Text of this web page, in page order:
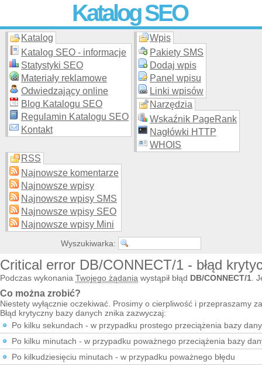
Katalog SEO
Skuteczna i promocja stron WWW –
moderowanego katalogu za darmo!
Katalog
Katalog SEO - informacje
Statystyki SEO
Materiały reklamowe
Odwiedzający online
Blog Katalogu SEO
Regulamin Katalogu SEO
Kontakt
Wpis
Pakiety SMS
Dodaj wpis
Panel wpisu
Linki wpisów
Narzędzia
Wskaźnik PageRank
Nagłówki HTTP
WHOIS
RSS
Najnowsze komentarze
Najnowsze wpisy
Najnowsze wpisy SMS
Najnowsze wpisy SEO
Najnowsze wpisy Mini
Wyszukiwarka:
Critical error DB/CONNECT/1 - błąd
Podczas wykonania Twojego żądania wystąpił błąd DB/CONNECT/1 .
Co można zrobić?
Niestety wyłącznie oczekiwać. Prosimy o cierpliwość i przepraszamy
Błąd krytyczny bazy danych znika zazwyczaj:
Po kilku sekundach - w przypadku prostego przeciążenia bazy
Po kilku minutach - w przypadku poważnego przeciążenia bazy
Po kilkudziesięciu minutach - w przypadku poważnego błędu